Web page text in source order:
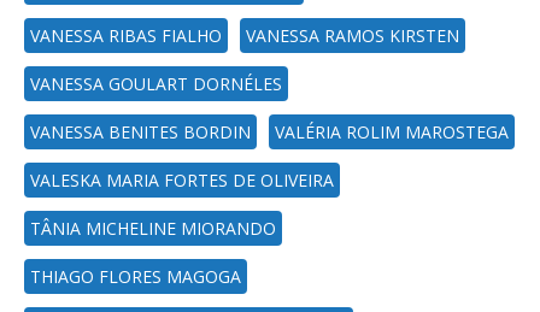
VANESSA RIBAS FIALHO VANESSA RAMOS KIRSTEN
VANESSA GOULART DORNÉLES
VANESSA BENITES BORDIN VALÉRIA ROLIM MAROSTEGA
VALESKA MARIA FORTES DE OLIVEIRA
TÂNIA MICHELINE MIORANDO
THIAGO FLORES MAGOGA